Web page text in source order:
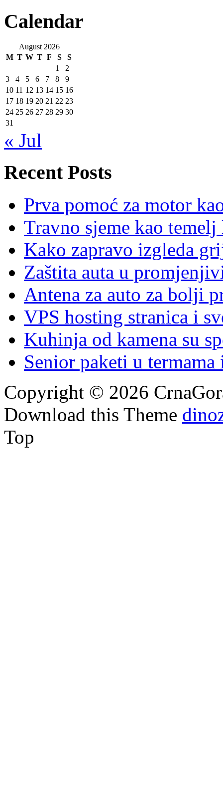
Calendar
August 2026
M T W T F S
S
1
2
3
4 5 6 7 8
9
10 11 12 13 14 15 16
17 18 19 20 21 22 23
24 25 26 27 28 29 30
31
« Jul
Recent Posts
Prva pomoć za motor
Travno sjeme kao
Kako zapravo izgleda
Zaštita auta u
Antena za auto za bolji
VPS hosting stranica i
Kuhinja od kamena su
Senior paketi u
Copyright © 2026
Download this Theme
Top